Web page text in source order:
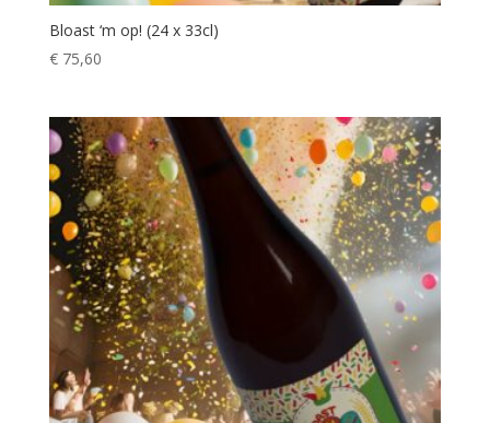
Bloast ‘m op! (24 x 33cl)
€75,60